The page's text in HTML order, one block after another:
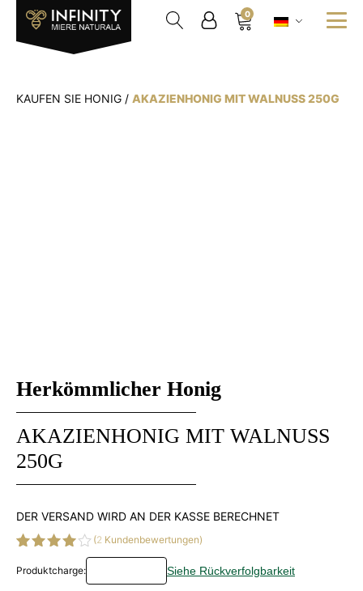
0
KAUFEN SIE HONIG / AKAZIENHONIG MIT WALNUSS 250G
Herkömmlicher Honig
AKAZIENHONIG MIT WALNUSS
250G
DER VERSAND WIRD AN DER KASSE BERECHNET
mit4.00
(2 Kundenbewertungen)
Produktcharge: